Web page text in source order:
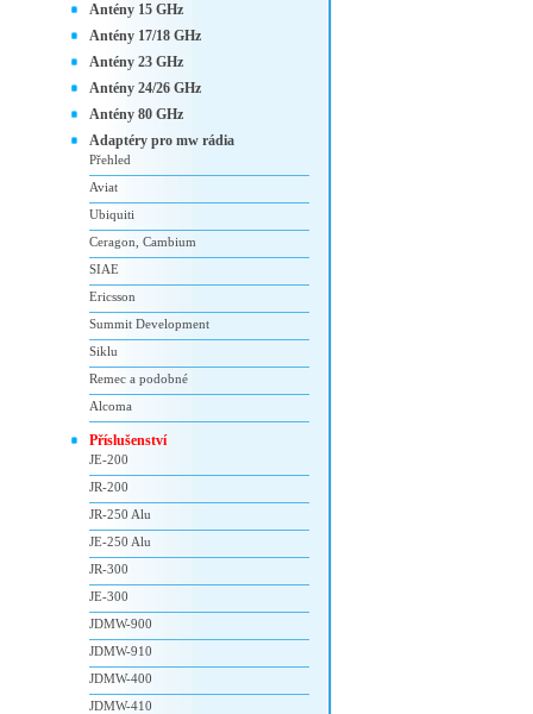
Antény 15 GHz
Antény 17/18 GHz
Antény 23 GHz
Antény 24/26 GHz
Antény 80 GHz
Adaptéry pro mw rádia
Přehled
Aviat
Ubiquiti
Ceragon, Cambium
SIAE
Ericsson
Summit Development
Siklu
Remec a podobné
Alcoma
Příslušenství
JE-200
JR-200
JR-250 Alu
JE-250 Alu
JR-300
JE-300
JDMW-900
JDMW-910
JDMW-400
JDMW-410